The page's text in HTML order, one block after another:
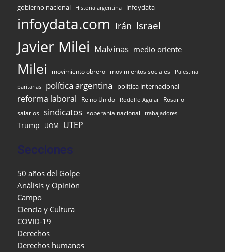
gobierno nacional Historia argentina infoydata
infoydata.com Irán Israel
Javier Milei Malvinas medio oriente
Milei movimiento obrero movimientos sociales Palestina
paritarias política argentina política internacional
reforma laboral Reino Unido Rodolfo Aguiar Rosario
salarios sindicatos soberanía nacional trabajadores
Trump UOM UTEP
Secciones
50 años del Golpe
Análisis y Opinión
Campo
Ciencia y Cultura
COVID-19
Derechos
Derechos humanos